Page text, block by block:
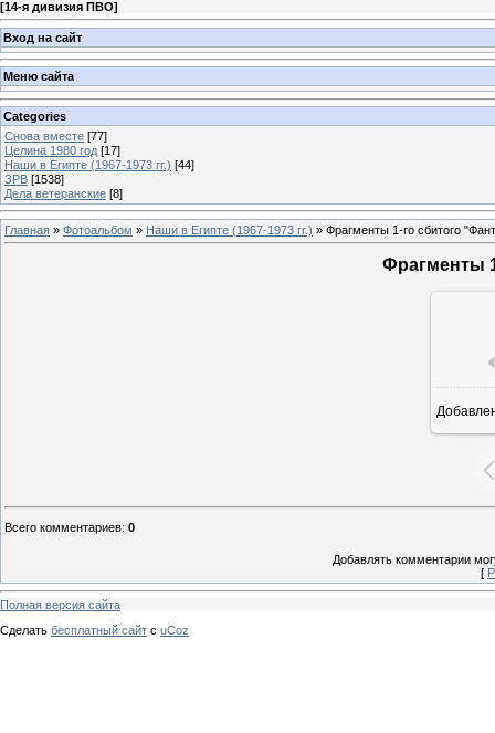
[14-я дивизия ПВО]
Вход на сайт
Меню сайта
Categories
Снова вместе [77]
Целина 1980 год [17]
Наши в Египте (1967-1973 гг.) [44]
ЗРВ [1538]
Дела ветеранские [8]
Главная » Фотоальбом » Наши в Египте (1967-1973 гг.) » Фрагменты 1-го сбитого
Фрагменты
Всего комментариев: 0
Добавлять комментарии
[
Полная версия сайта
Сделать бесплатный сайт с uCoz